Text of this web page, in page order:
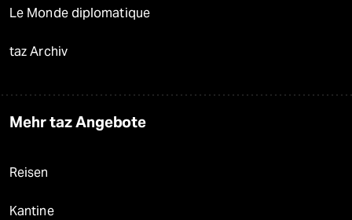
Le Monde diplomatique
taz Archiv
Mehr taz Angebote
Reisen
Kantine